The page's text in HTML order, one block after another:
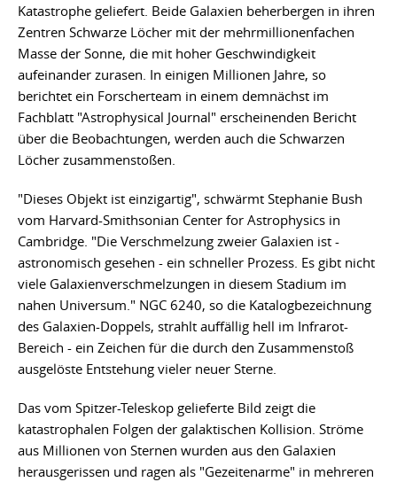
Katastrophe geliefert. Beide Galaxien beherbergen in ihren
Zentren Schwarze Löcher mit der mehrmillionenfachen
Masse der Sonne, die mit hoher Geschwindigkeit
aufeinander zurasen. In einigen Millionen Jahre, so
berichtet ein Forscherteam in einem demnächst im
Fachblatt "Astrophysical Journal" erscheinenden Bericht
über die Beobachtungen, werden auch die Schwarzen
Löcher zusammenstoßen.
"Dieses Objekt ist einzigartig", schwärmt Stephanie Bush
vom Harvard-Smithsonian Center for Astrophysics in
Cambridge. "Die Verschmelzung zweier Galaxien ist -
astronomisch gesehen - ein schneller Prozess. Es gibt nicht
viele Galaxienverschmelzungen in diesem Stadium im
nahen Universum." NGC 6240, so die Katalogbezeichnung
des Galaxien-Doppels, strahlt auffällig hell im Infrarot-
Bereich - ein Zeichen für die durch den Zusammenstoß
ausgelöste Entstehung vieler neuer Sterne.
Das vom Spitzer-Teleskop gelieferte Bild zeigt die
katastrophalen Folgen der galaktischen Kollision. Ströme
aus Millionen von Sternen wurden aus den Galaxien
herausgerissen und ragen als "Gezeitenarme" in mehreren